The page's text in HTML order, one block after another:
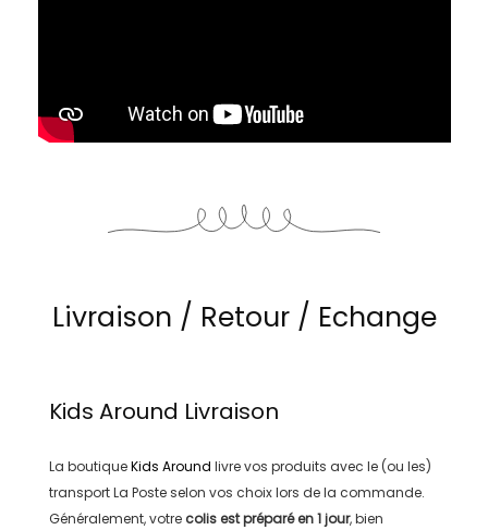
Livraison / Retour / Echange
Kids Around Livraison
La boutiqueKids Around livre vos produits avec le (ou les)
transportLa Posteselon vos choix lors de la commande.
Généralement, votre colis est préparé en1 jour, bien